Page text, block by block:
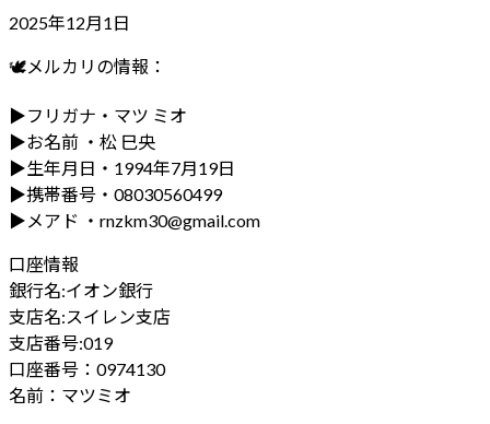
プ
動
2025年12月1日
🕊メルカリの情報：
▶️フリガナ・マツ ミオ
▶️お名前 ・松 巳央
▶️生年月日・1994年7月19日
▶️携帯番号・08030560499
▶️メアド ・rnzkm30@gmail.com
口座情報
銀行名:イオン銀行
支店名:スイレン支店
支店番号:019
口座番号：0974130
名前：マツミオ